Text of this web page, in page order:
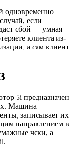
одновременно
если
сбой — умная
клиента из-
а сам клиент
5i предназначен
Машина
записывает их
направлением в
чеки, а